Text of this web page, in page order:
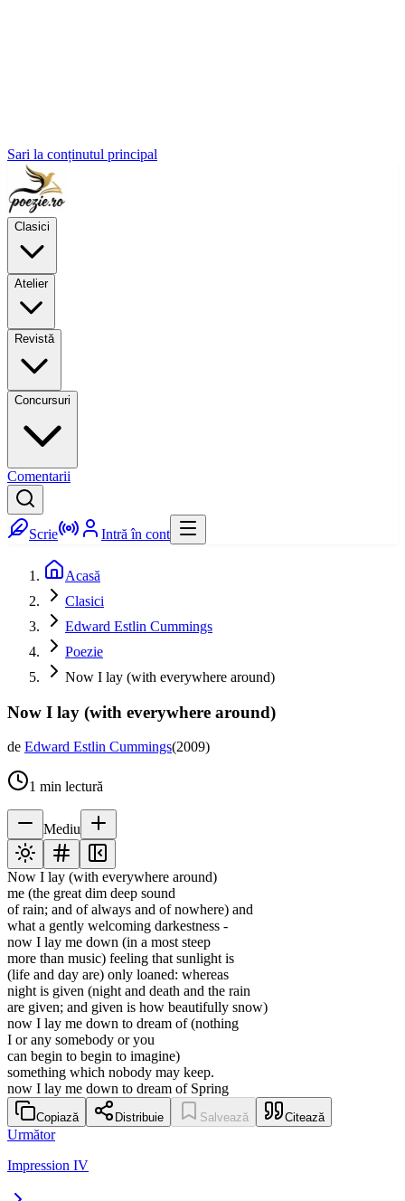
Sari la conținutul principal
Clasici
Atelier
Revistă
Concursuri
Comentarii
Scrie Intră în cont
Acasă
Clasici
Edward Estlin Cummings
Poezie
Now I lay (with everywhere around)
Now I lay (with everywhere around)
de Edward Estlin Cummings(2009)
1 min lectură
Mediu
Now I lay (with everywhere around)
me (the great dim deep sound
of rain; and of always and of nowhere) and
what a gently welcoming darkestness -
now I lay me down (in a most steep
more than music) feeling that sunlight is
(life and day are) only loaned: whereas
night is given (night and death and the rain
are given; and given is how beautifully snow)
now I lay me down to dream of (nothing
I or any somebody or you
can begin to begin to imagine)
something which nobody may keep.
now I lay me down to dream of Spring
Copiază Distribuie Salvează Citează
Următor
Impression IV